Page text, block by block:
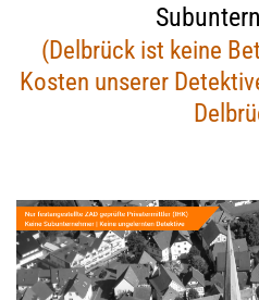
(Delbrück ist keine
Kosten unserer